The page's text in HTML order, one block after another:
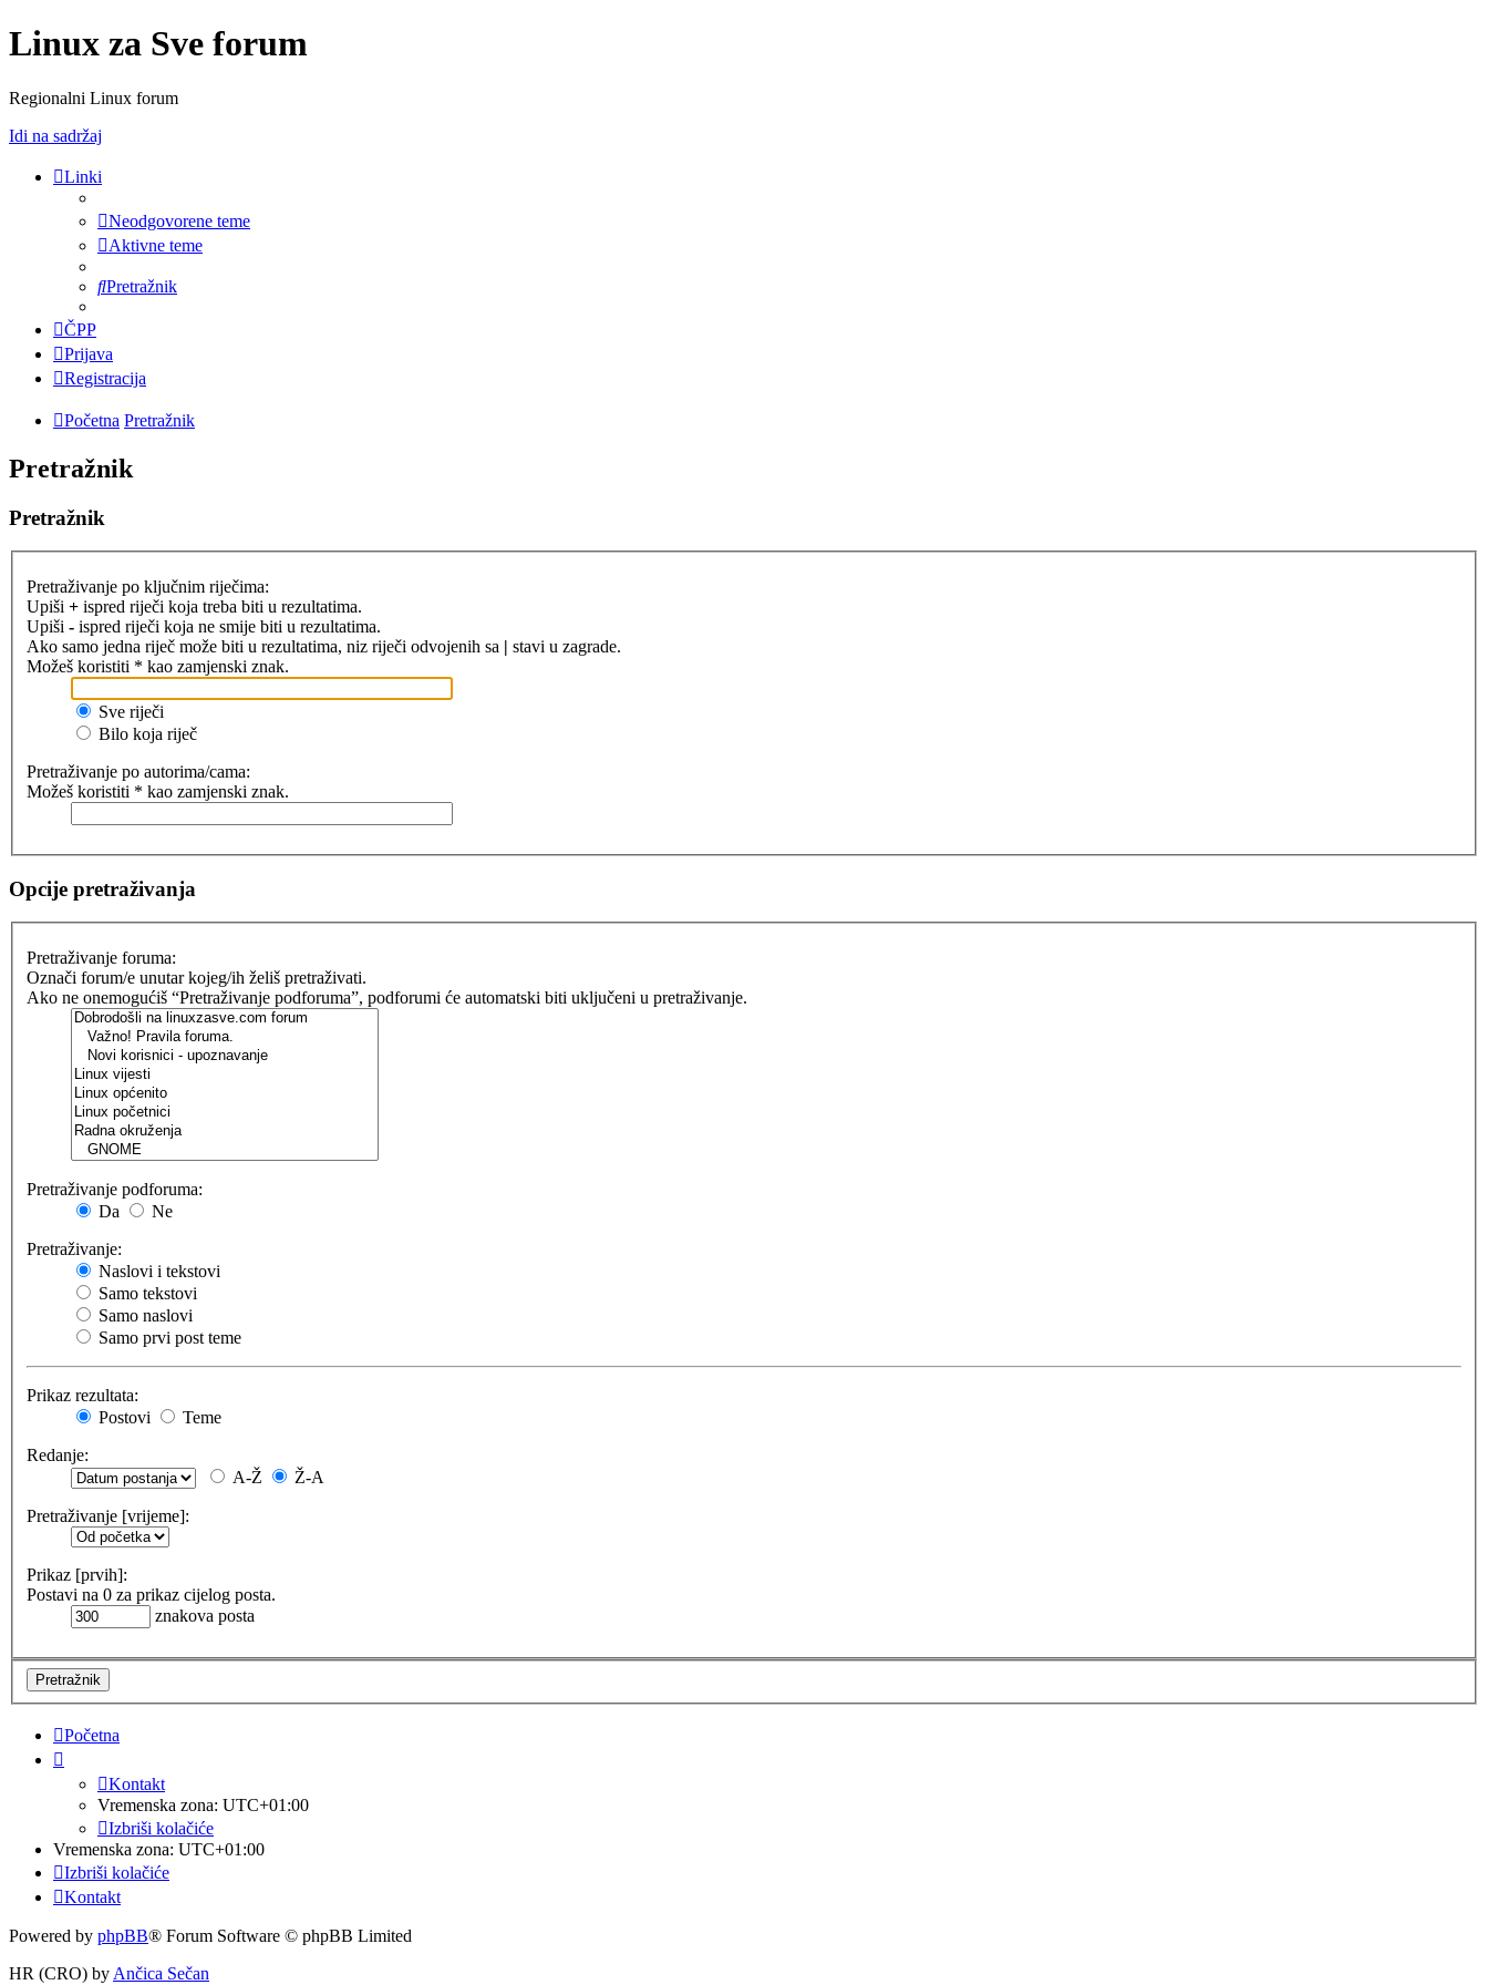
Linux za Sve forum
Regionalni Linux forum
Idi na sadržaj
Linki
Neodgovorene teme
Aktivne teme
Pretražnik
ČPP
Prijava
Registracija
Početna Pretražnik
Pretražnik
Pretražnik
Pretraživanje po ključnim riječima:
Upiši + ispred riječi koja treba biti u rezultatima.
Upiši - ispred riječi koja ne smije biti u rezultatima.
Ako samo jedna riječ može biti u rezultatima, niz riječi odvojenih sa | stavi u zagrade.
Možeš koristiti * kao zamjenski znak.
Sve riječi
Bilo koja riječ
Pretraživanje po autorima/cama:
Možeš koristiti * kao zamjenski znak.
Opcije pretraživanja
Pretraživanje foruma:
Označi forum/e unutar kojeg/ih želiš pretraživati.
Ako ne onemogućiš “Pretraživanje podforuma”, podforumi će automatski biti uključeni u pretraživanje.
Pretraživanje podforuma:
Da
Ne
Pretraživanje:
Naslovi i tekstovi
Samo tekstovi
Samo naslovi
Samo prvi post teme
Prikaz rezultata:
Postovi
Teme
Redanje:
A-Ž
Ž-A
Pretraživanje [vrijeme]:
Prikaz [prvih]:
Postavi na 0 za prikaz cijelog posta.
znakova posta
Početna
Kontakt
Vremenska zona: UTC+01:00
Izbriši kolačiće
Vremenska zona: UTC+01:00
Izbriši kolačiće
Kontakt
Powered by phpBB® Forum Software © phpBB Limited
HR (CRO) by Ančica Sečan